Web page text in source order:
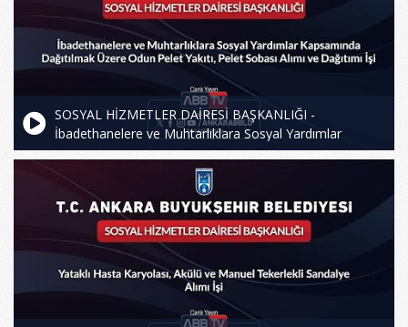
SOSYAL HİZMETLER DAİRESİ BAŞKANLIĞI -
İbadethanelere ve Muhtarlıklara Sosyal Yardımlar
Kapsamında Dağıtılmak Üzere Odun Pelet Yakıtı, Pelet
Sobası Alımı ve Dağıtım İşi